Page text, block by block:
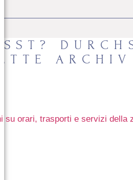
ARCHIV